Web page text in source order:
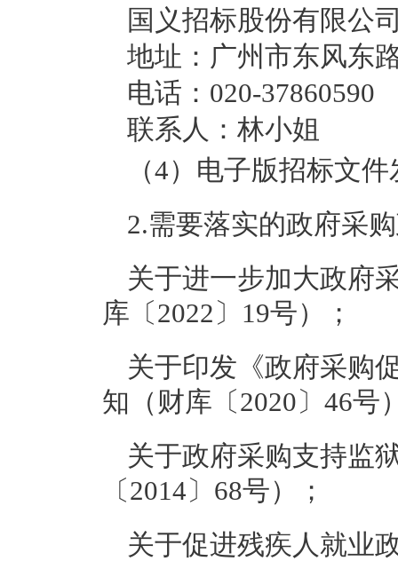
国义招标股份有限公
地址：广州市东风东
电话：020-37860590
联系人：林小姐
（4）电子版招标文
2.需要落实的政府采
关于进一步加大政府
库〔2022〕19号）；
关于印发《政府采购
知（财库〔2020〕46号
关于政府采购支持监
〔2014〕68号）；
关于促进残疾人就业